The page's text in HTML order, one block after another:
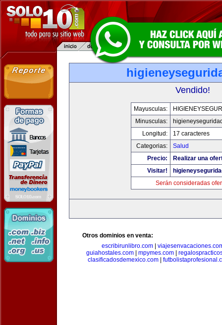
Vendido!
Mayusculas:
Minusculas:
Longitud:
17 caracteres
Categorias:
Salud
Precio:
Realizar una
Visitar!
Serán consideradas
Otros dominios en venta:
escribirunlibro.com
guiahostales.com| mpymes.com|
clasificadosdemexico.com|